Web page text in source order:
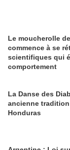
Le moucherolle
commence à se
scientifiques qui
comportement
La Danse des
ancienne
Honduras